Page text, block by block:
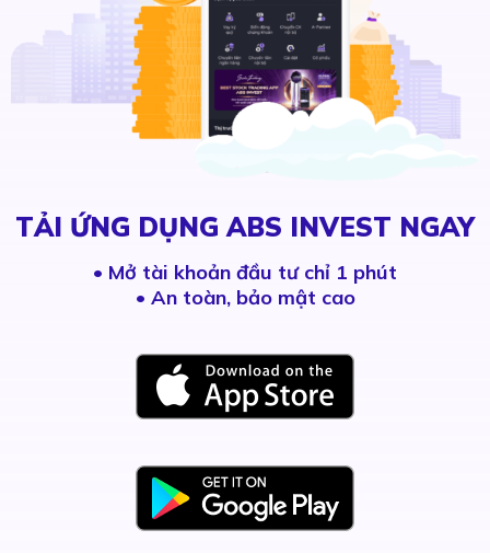
TẢI ỨNG DỤNG ABS INVEST NGAY
• Mở tài khoản đầu tư chỉ 1 phút
• An toàn, bảo mật cao